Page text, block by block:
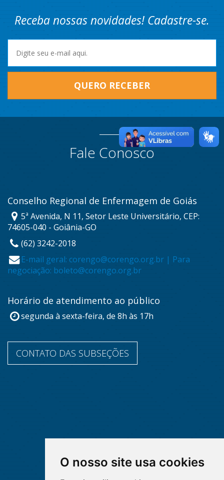
O nosso site usa cookies
Receba nossas novidades! Cadastre-se.
QUERO RECEBER
Fale Conosco
Conselho Regional de Enfermagem de Goiás
5ª Avenida, N 11, Setor Leste Universitário, CEP:
74605-040 - Goiânia-GO
(62) 3242-2018
E-mail geral: corengo@corengo.org.br | Para
negociação: boleto@corengo.org.br
Horário de atendimento ao público
segunda à sexta-feira, de 8h às 17h
CONTATO DAS SUBSEÇÕES